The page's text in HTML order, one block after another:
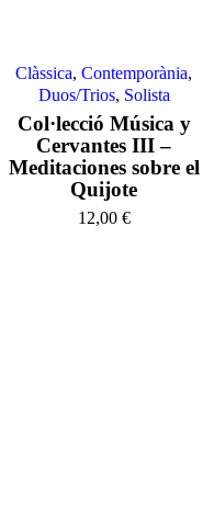
Clàssica,Contemporània,
Duos/Trios, Solista
Col·lecció Música y
Cervantes III –
Meditaciones sobre el
Quijote
12,00 €